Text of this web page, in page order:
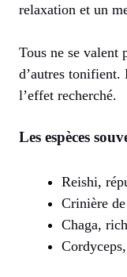
relaxation et un
Tous ne se valent
d’autres tonifient.
l’effet recherché.
Les espèces
Reishi,
Crinière
Chaga,